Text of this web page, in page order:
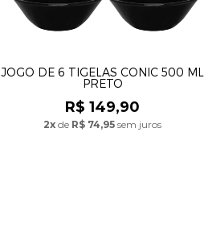
JOGO DE 6 TIGELAS CONIC 500 ML
PRETO
R$ 149,90
2x de R$ 74,95 sem juros